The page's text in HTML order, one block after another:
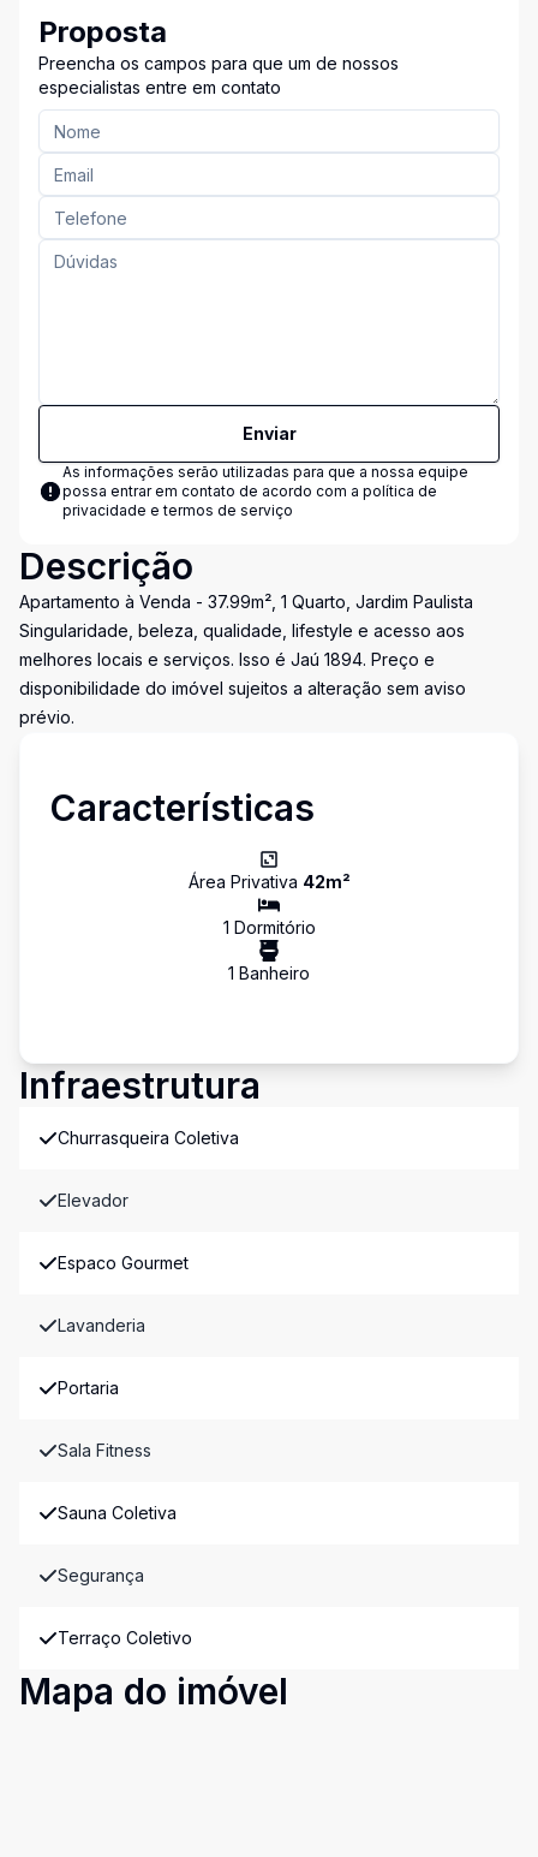
Proposta
Preencha os campos para que um de nossos
especialistas entre em contato
Enviar
As informações serão utilizadas para que a nossa equipe
possa entrar em contato de acordo com a política de
privacidade e termos de serviço
Descrição
Apartamento à Venda - 37.99m², 1 Quarto, Jardim Paulista
Singularidade, beleza, qualidade, lifestyle e acesso aos
melhores locais e serviços. Isso é Jaú 1894. Preço e
disponibilidade do imóvel sujeitos a alteração sem aviso
prévio.
Características
Área Privativa 42m²
1 Dormitório
1 Banheiro
Infraestrutura
Churrasqueira Coletiva
Elevador
Espaco Gourmet
Lavanderia
Portaria
Sala Fitness
Sauna Coletiva
Segurança
Terraço Coletivo
Mapa do imóvel